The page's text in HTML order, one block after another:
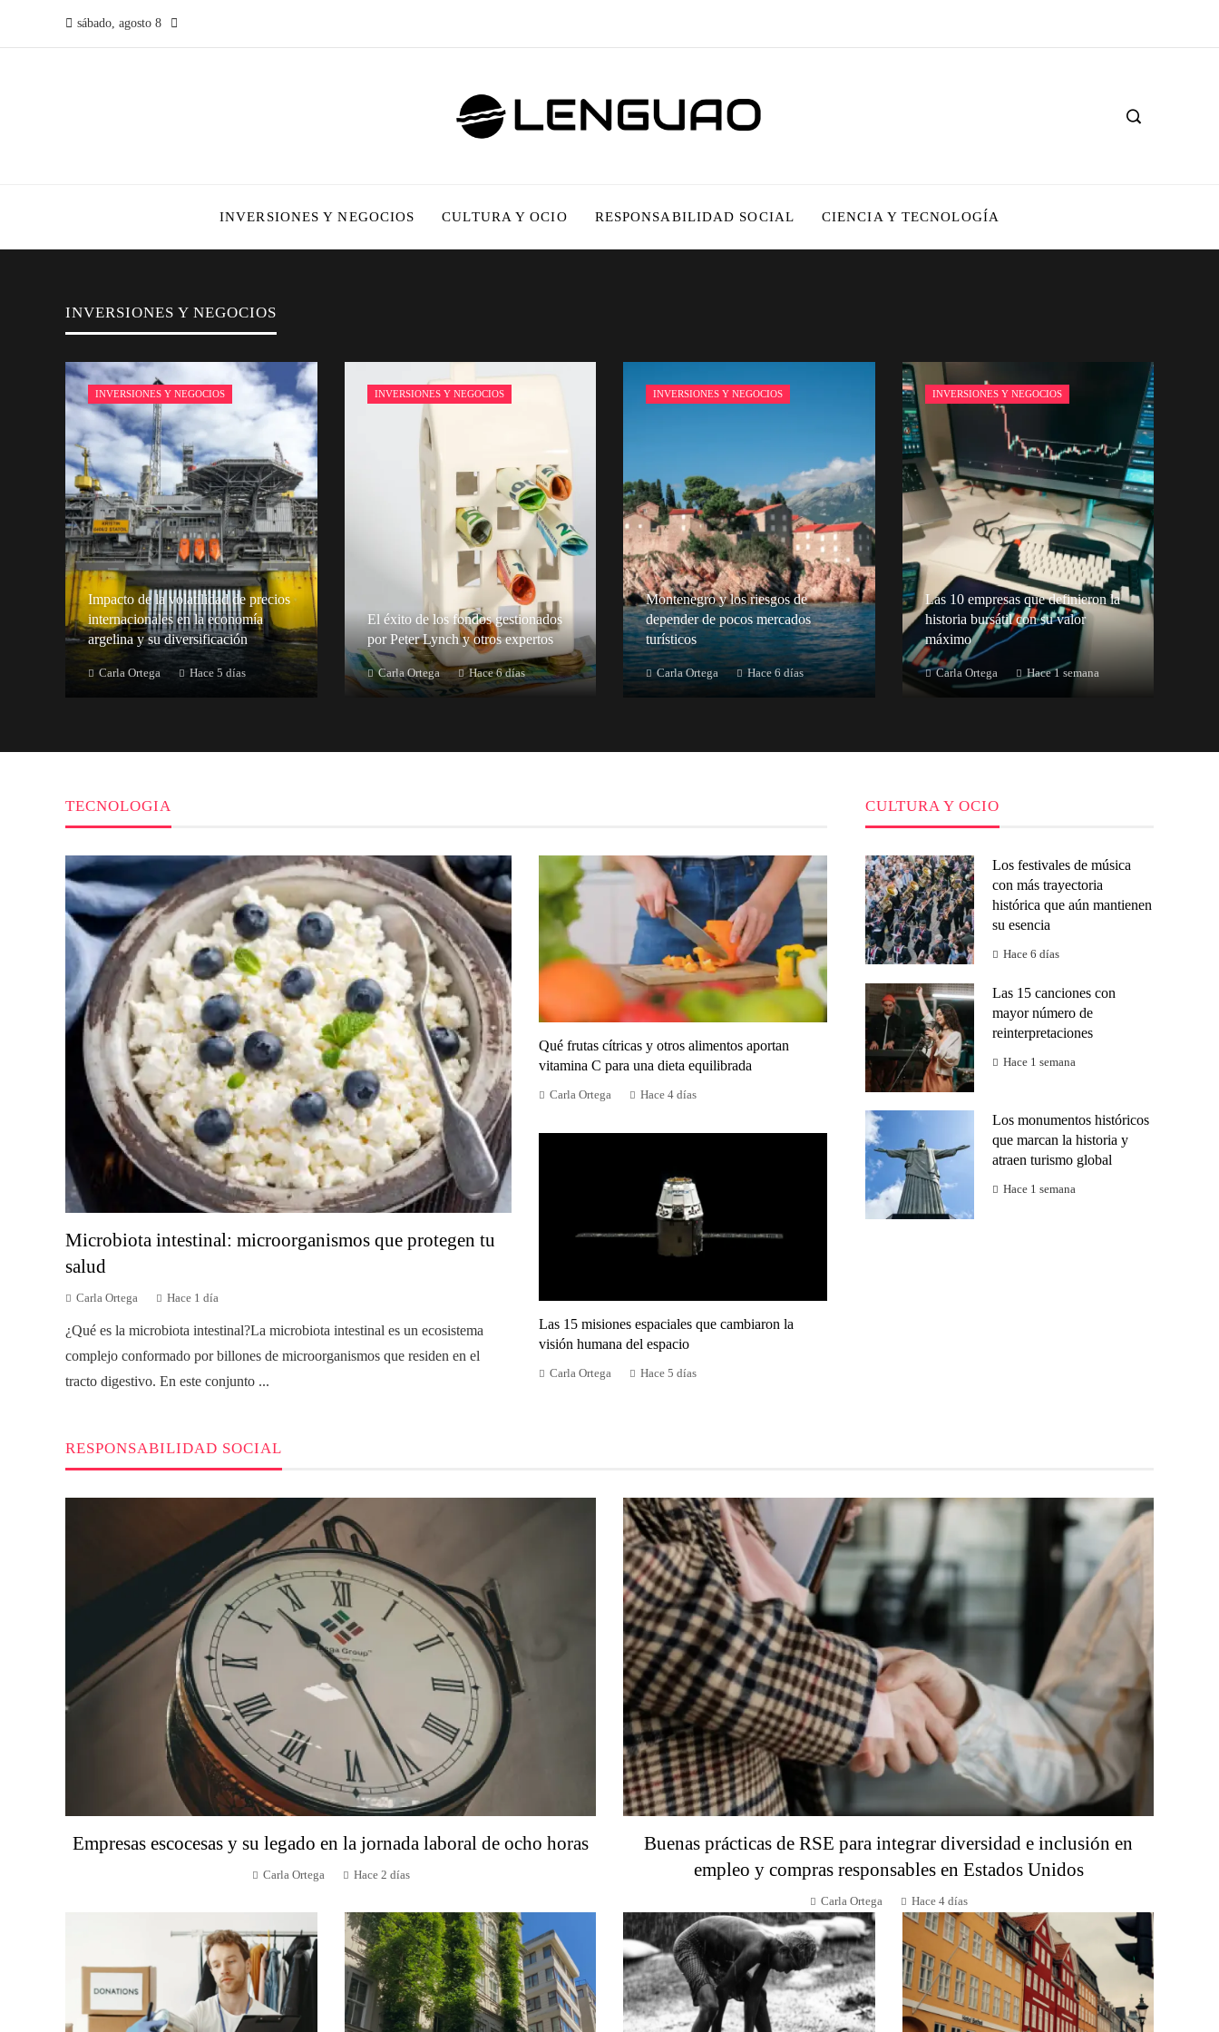
sábado, agosto 8
INVERSIONES Y NEGOCIOS CULTURA Y OCIO RESPONSABILIDAD SOCIAL CIENCIA Y TECNOLOGÍA
INVERSIONES Y NEGOCIOS
INVERSIONES Y NEGOCIOS
Impacto de la volatilidad de precios
internacionales en la economía
argelina y su diversificación
Carla Ortega Hace 5 días
INVERSIONES Y NEGOCIOS
El éxito de los fondos gestionados
por Peter Lynch y otros expertos
Carla Ortega Hace 6 días
INVERSIONES Y NEGOCIOS
Montenegro y los riesgos de
depender de pocos mercados
turísticos
Carla Ortega Hace 6 días
INVERSIONES Y NEGOCIOS
Las 10 empresas que definieron la
historia bursátil con su valor
máximo
Carla Ortega Hace 1 semana
TECNOLOGIA
Microbiota intestinal: microorganismos que protegen tu
salud
Carla Ortega Hace 1 día
¿Qué es la microbiota intestinal?La microbiota intestinal es un ecosistema
complejo conformado por billones de microorganismos que residen en el
tracto digestivo. En este conjunto ...
Qué frutas cítricas y otros alimentos aportan
vitamina C para una dieta equilibrada
Carla Ortega Hace 4 días
Las 15 misiones espaciales que cambiaron la
visión humana del espacio
Carla Ortega Hace 5 días
CULTURA Y OCIO
Los festivales de música
con más trayectoria
histórica que aún mantienen
su esencia
Hace 6 días
Las 15 canciones con
mayor número de
reinterpretaciones
Hace 1 semana
Los monumentos históricos
que marcan la historia y
atraen turismo global
Hace 1 semana
RESPONSABILIDAD SOCIAL
Empresas escocesas y su legado en la jornada laboral de ocho horas
Carla Ortega Hace 2 días
Buenas prácticas de RSE para integrar diversidad e inclusión en
empleo y compras responsables en Estados Unidos
Carla Ortega Hace 4 días